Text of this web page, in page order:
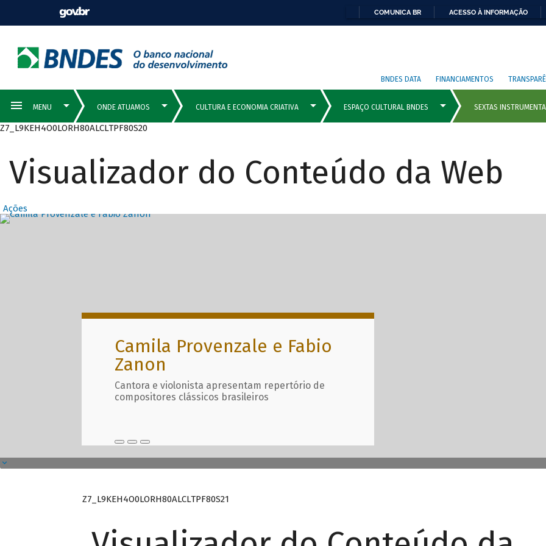
COMUNICA BR ACESSO À INFORMAÇÃO
BNDES DATA FINANCIAMENTOS
Z7_L9KEH4O0LORH80ALCLTPF80S20
Visualizador do Conteúdo da Web
Ações
Destaques Principais com
Camila Provenzale e Fabio
Zanon
Cantora e violonista apresentam repertório de
compositores clássicos brasileiros
Z7_L9KEH4O0LORH80ALCLTPF80S21